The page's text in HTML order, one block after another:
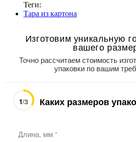
Теги:
Тара из картона
Изготовим уникальную
вашего
Точно рассчитаем стоимость
упаковки по вашим
1/3 Каких размеров
Длина, мм*